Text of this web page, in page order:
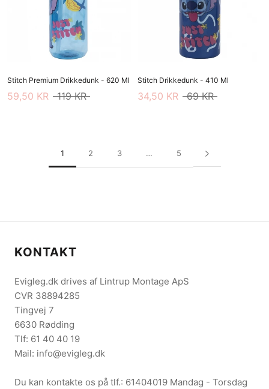
Stitch Premium Drikkedunk - 620 Ml
59,50 KR 119 KR
Stitch Drikkedunk - 410 Ml
34,50 KR 69 KR
1 2 3 … 5
KONTAKT
Evigleg.dk drives af Lintrup Montage ApS
CVR 38894285
Tingvej 7
6630 Rødding
Tlf: 61 40 40 19
Mail: info@evigleg.dk
Du kan kontakte os på tlf.: 61404019 Mandag - Torsdag